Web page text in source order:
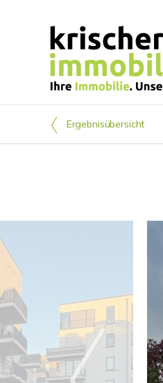
Ergebnisübersicht